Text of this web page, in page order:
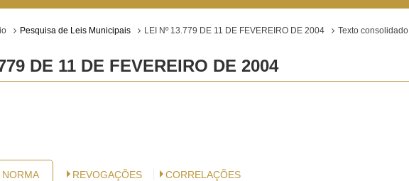
Pesquisa de Leis Municipais LEI Nº 13.779 DE 11 DE FEVEREIRO DE 2004 Texto consolidado
DE 11 DE FEVEREIRO DE 2004
NORMA REVOGAÇÕES CORRELAÇÕES